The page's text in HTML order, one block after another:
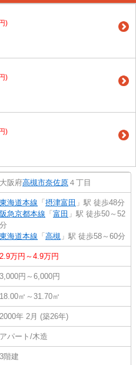
)
)
)
大阪府高槻市奈佐原 ４丁目
東海道本線 「 摂津富田 」駅 徒歩48分
阪急京都本線 「 富田 」駅 徒歩50～52
分
東海道本線 「 高槻 」駅 徒歩58～60分
2.9万円～4.9万円
3,000円～6,000円
18.00㎡～31.70㎡
2000年 2月 (築26年)
アパート/木造
3階建